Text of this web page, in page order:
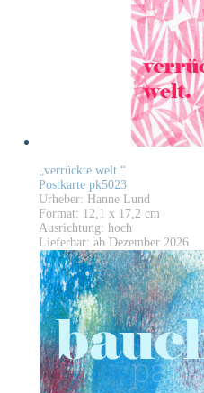
„verrückte welt.“
Postkarte pk5023
Urheber: Hanne Lund
Format: 12,1 x 17,2 cm
Ausrichtung: hoch
Lieferbar: ab Dezember 2026